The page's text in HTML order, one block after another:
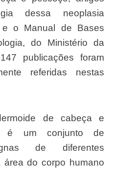
dessa neoplasia
o Manual de Bases
do Ministério da
publicações foram
referidas nestas
é um conjunto de
de diferentes
área do corpo humano